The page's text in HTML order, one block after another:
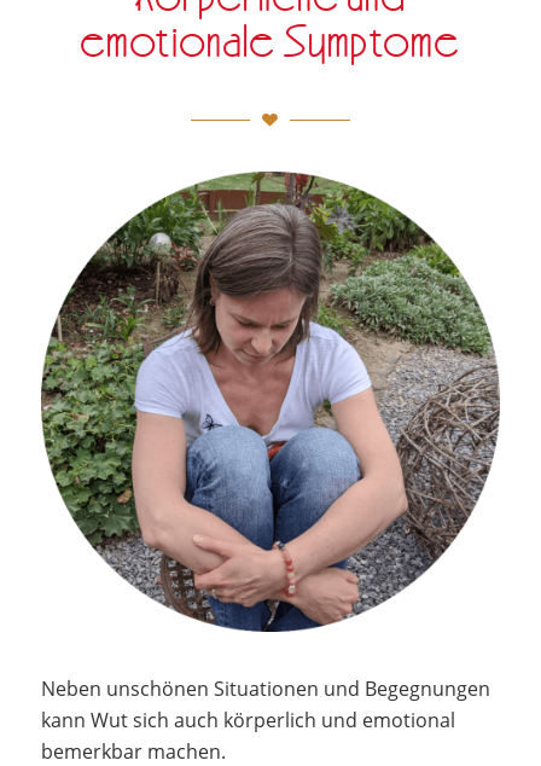
emotionale Symptome
Neben unschönen Situationen und Begegnungen
kann Wut sich auch körperlich und emotional
bemerkbar machen.